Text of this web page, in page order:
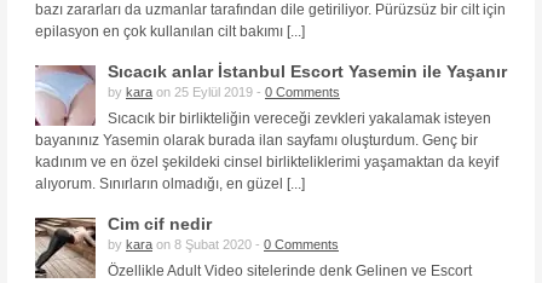
bazı zararları da uzmanlar tarafından dile getiriliyor. Pürüzsüz bir cilt için
epilasyon en çok kullanılan cilt bakımı [...]
Sıcacık anlar İstanbul Escort Yasemin ile Yaşanır
by kara on 25 Eylül 2019 - 0 Comments
Sıcacık bir birlikteliğin vereceği zevkleri yakalamak isteyen
bayanınız Yasemin olarak burada ilan sayfamı oluşturdum. Genç bir
kadınım ve en özel şekildeki cinsel birlikteliklerimi yaşamaktan da keyif
alıyorum. Sınırların olmadığı, en güzel [...]
Cim cif nedir
by kara on 8 Şubat 2020 - 0 Comments
Özellikle Adult Video sitelerinde denk Gelinen ve Escort